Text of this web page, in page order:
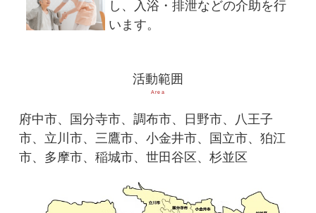
し、入浴・排泄などの介助を行
います。
活動範囲
Area
府中市、国分寺市、調布市、日野市、八王子
市、立川市、三鷹市、小金井市、国立市、狛江
市、多摩市、稲城市、世田谷区、杉並区